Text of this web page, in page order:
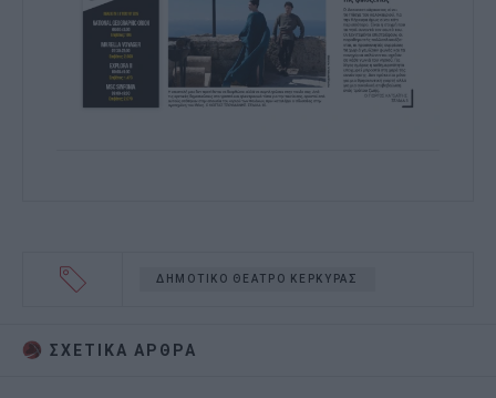
ΔΗΜΟΤΙΚΟ ΘΕΑΤΡΟ ΚΕΡΚΥΡΑΣ
ΣΧΕΤΙΚA AΡΘΡΑ